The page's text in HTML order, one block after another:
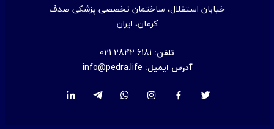
خیابان استقلال، ساختمان تخصصی پزشکی صدف
کرمان، ایران
تلفن: 021 2842 6181
آدرس ایمیل: info@pedra.life